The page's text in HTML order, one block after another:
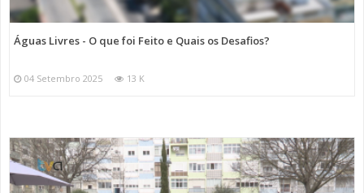
Águas Livres - O que foi Feito e Quais os Desafios?
04 Setembro 2025 13 K